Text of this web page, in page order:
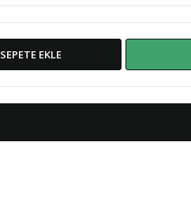
SEPETE EKLE